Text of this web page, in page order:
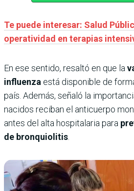
Te puede interesar: Salud
operatividad en terapias
En ese sentido, resaltó en que la
influenza está disponible de
país. Además, señaló la
nacidos reciban el anticuerpo
antes del alta hospitalaria para
de bronquiolitis